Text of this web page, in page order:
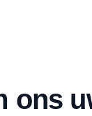
ons